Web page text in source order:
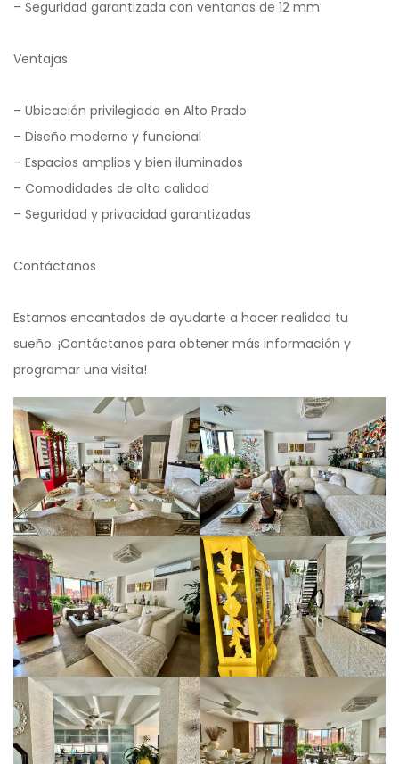
– Seguridad garantizada con ventanas de 12 mm
Ventajas
– Ubicación privilegiada en Alto Prado
– Diseño moderno y funcional
– Espacios amplios y bien iluminados
– Comodidades de alta calidad
– Seguridad y privacidad garantizadas
Contáctanos
Estamos encantados de ayudarte a hacer realidad tu
sueño. ¡Contáctanos para obtener más información y
programar una visita!